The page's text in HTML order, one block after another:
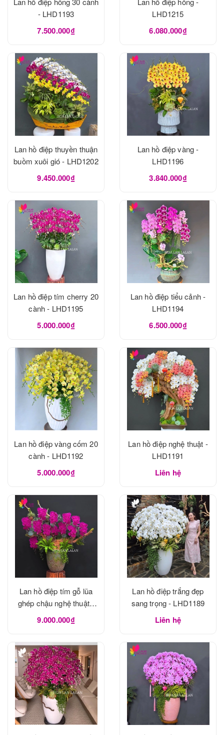
- LHD1193
7.500.000₫
LHD1215
6.080.000₫
Lan hồ điệp thuyền thuận
buồm xuôi gió - LHD1202
9.450.000₫
Lan hồ điệp vàng -
LHD1196
3.840.000₫
Lan hồ điệp tím cherry 20
cành - LHD1195
5.000.000₫
Lan hồ điệp tiểu cảnh -
LHD1194
6.500.000₫
Lan hồ điệp vàng cốm 20
cành - LHD1192
5.000.000₫
Lan hồ điệp nghệ thuật -
LHD1191
Liên hệ
Lan hồ điệp tím gỗ lũa
ghép chậu nghệ thuật -
LHD1190
9.000.000₫
Lan hồ điệp trắng đẹp
sang trọng - LHD1189
Liên hệ